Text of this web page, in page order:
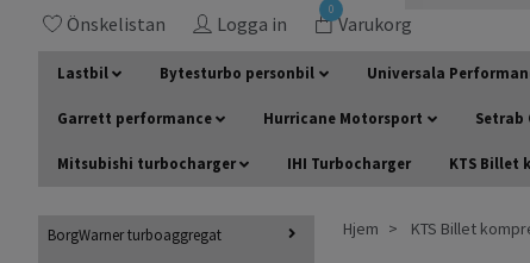
Önskelistan Logga in
0
Varukorg
Lastbil Bytesturbo personbil Universala
Garrett performance Hurricane Motorsport Setrab
Mitsubishi turbocharger IHI Turbocharger KTS Billet
BorgWarner turboaggregat Hjem KTS Billet